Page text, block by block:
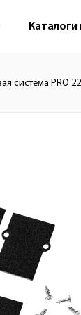
система PRO